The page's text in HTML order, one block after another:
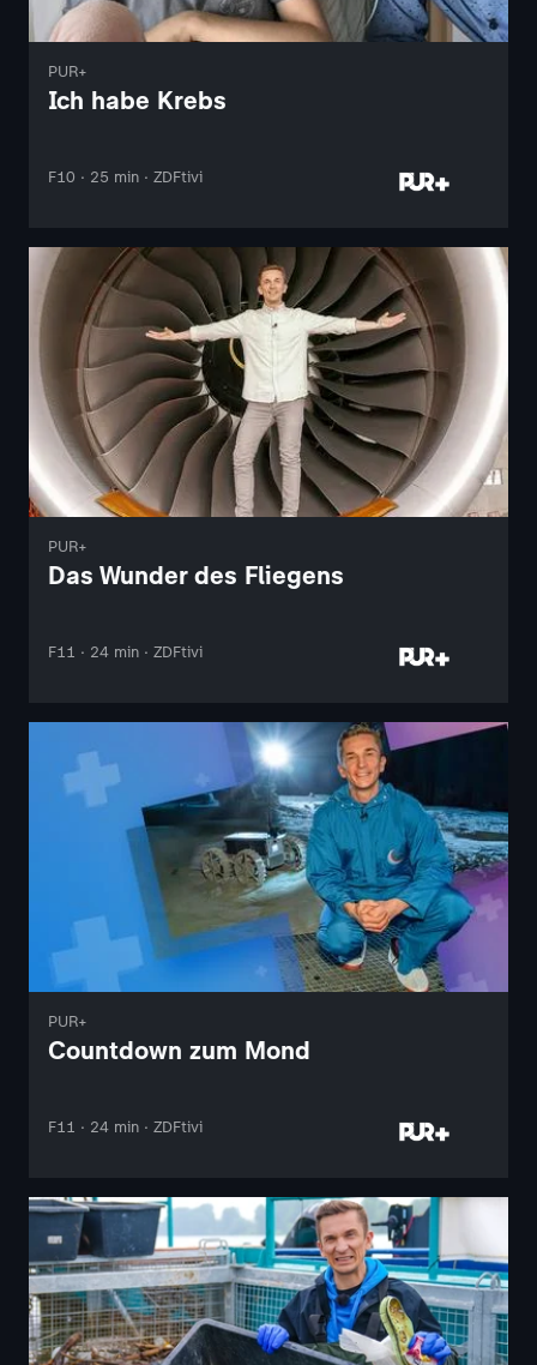
PUR+
Ich habe Krebs
F10 · 25 min · ZDFtivi
PUR+
Das Wunder des Fliegens
F11 · 24 min · ZDFtivi
PUR+
Countdown zum Mond
F11 · 24 min · ZDFtivi